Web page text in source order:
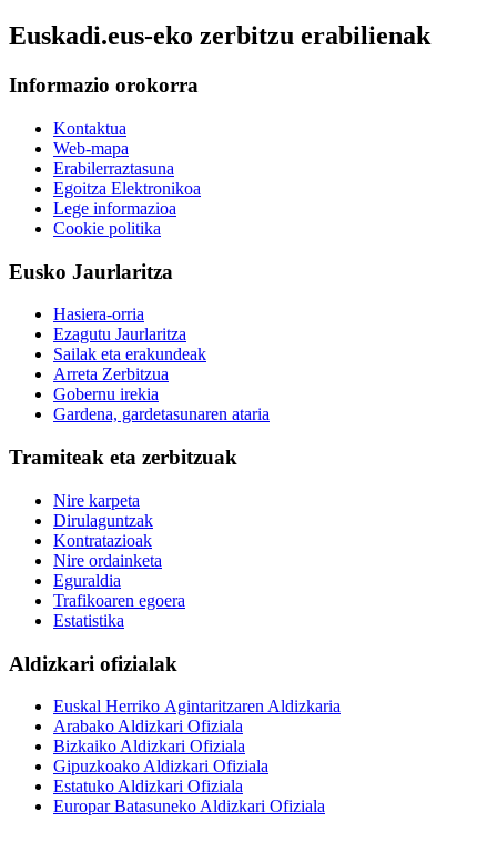
Euskadi.eus-eko zerbitzu erabilienak
Informazio orokorra
Kontaktua
Web-mapa
Erabilerraztasuna
Egoitza Elektronikoa
Lege informazioa
Cookie politika
Eusko Jaurlaritza
Hasiera-orria
Ezagutu Jaurlaritza
Sailak eta erakundeak
Arreta Zerbitzua
Gobernu irekia
Gardena, gardetasunaren ataria
Tramiteak eta zerbitzuak
Nire karpeta
Dirulaguntzak
Kontratazioak
Nire ordainketa
Eguraldia
Trafikoaren egoera
Estatistika
Aldizkari ofizialak
Euskal Herriko Agintaritzaren Aldizkaria
Arabako Aldizkari Ofiziala
Bizkaiko Aldizkari Ofiziala
Gipuzkoako Aldizkari Ofiziala
Estatuko Aldizkari Ofiziala
Europar Batasuneko Aldizkari Ofiziala